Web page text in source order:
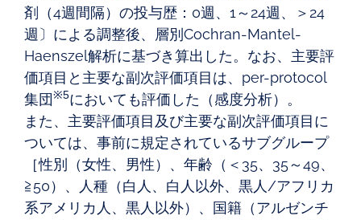
剤（4週間隔）の投与歴：0週、1～24週、＞24
週〕による調整後、層別Cochran-Mantel-
Haenszel解析に基づき算出した。なお、主要評
価項目と主要な副次評価項目は、per-protocol
集団※5においても評価した（感度分析）。
また、主要評価項目及び主要な副次評価項目に
ついては、事前に規定されているサブグループ
［性別（女性、男性）、年齢（＜35、35～49、
≧50）、人種（白人、白人以外、黒人/アフリカ
系アメリカ人、黒人以外）、国籍（アルゼンチ